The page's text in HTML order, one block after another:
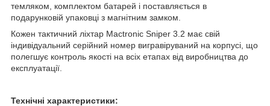
темляком, комплектом батарей і поставляється в
подарунковій упаковці з магнітним замком.
Кожен тактичний ліхтар Mactronic Sniper 3.2 має свій
індивідуальний серійний номер вигравіруваний на корпусі, що
полегшує контроль якості на всіх етапах від виробництва до
експлуатації.
Технічні характеристики: